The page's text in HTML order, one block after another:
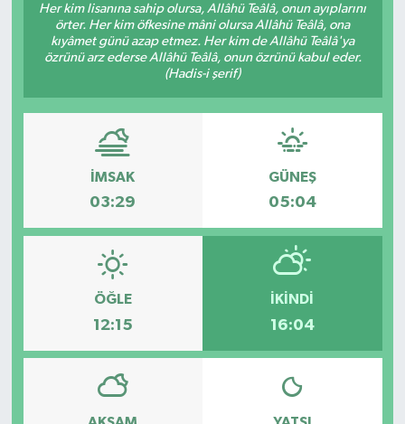
Her kim lisanına sahip olursa, Allâhü Teâlâ, onun ayıplarını
örter. Her kim öfkesine mâni olursa Allâhü Teâlâ, ona
kıyâmet günü azap etmez. Her kim de Allâhü Teâlâ'ya
özrünü arz ederse Allâhü Teâlâ, onun özrünü kabul eder.
(Hadis-i şerif)
İMSAK
03:29
GÜNEŞ
05:04
ÖĞLE
12:15
İKINDI
16:04
DEVREK
GÖKÇEBEY
KASTAMONU